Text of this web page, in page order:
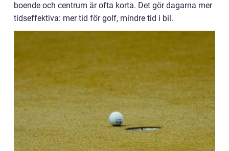
boende och centrum är ofta korta. Det gör dagarna mer
tidseffektiva: mer tid för golf, mindre tid i bil.